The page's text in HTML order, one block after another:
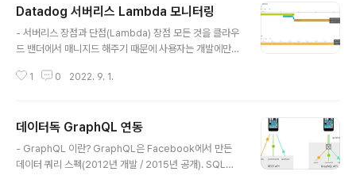
Datadog 서버리스 Lambda 모니터링
- 서버리스 장점과 단점(Lambda) 장점 모든 것을 클라우
드 밴더에서 매니지드 해주기 때문에 사용자는 개발에만
합리적이다. (메모리만 설정 가능하며 메모리에 비례해서
가 존재한다. 아직은 콜드스타트로 인한 지연이 발생된다.
기존 개발과 테스트 그리고 배포 방식을 사용할 수 없다. 지
원하는 개발 언어 및 버전 한계가 존재. (Node.js, Pytho
1 0 2022. 9. 1.
데이터독 GraphQL 연동
- GraphQL 이란? GraphQL은 Facebook에서 만든
데이터 쿼리 스펙(2012년 개발 / 2015년 공개). SQL과